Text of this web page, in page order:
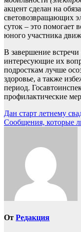
акцент сделан на
световозвращающих
суток – это помогает
юного участника
В завершение
интересующие их
подросткам лучше
здоровье, а также
период.
профилактические
Навигация
по
Дан старт летнему
Сообщения, которые
От Редакция